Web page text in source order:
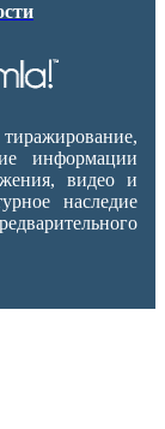
информации
видео и
наследие